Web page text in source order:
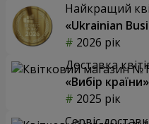
Найкращий
«Ukrainian
2026 рік
Доставка
«Вибір країни»
2025 рік